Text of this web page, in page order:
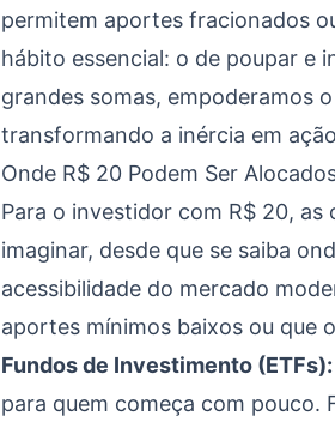
permitem aportes fracionados
hábito essencial: o de poupar e
grandes somas, empoderamos
transformando a inércia em
Onde R$ 20 Podem Ser
Para o investidor com R$ 20,
imaginar, desde que se saiba
acessibilidade do mercado
aportes mínimos baixos ou que
Fundos de Investimento (ETFs):
para quem começa com pouco.